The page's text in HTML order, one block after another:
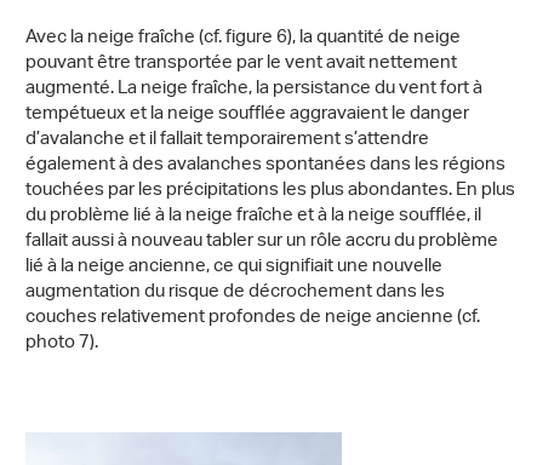
Avec la neige fraîche (cf. figure 6), la quantité de neige
pouvant être transportée par le vent avait nettement
augmenté. La neige fraîche, la persistance du vent fort à
tempétueux et la neige soufflée aggravaient le danger
d’avalanche et il fallait temporairement s’attendre
également à des avalanches spontanées dans les régions
touchées par les précipitations les plus abondantes. En plus
du problème lié à la neige fraîche et à la neige soufflée, il
fallait aussi à nouveau tabler sur un rôle accru du problème
lié à la neige ancienne, ce qui signifiait une nouvelle
augmentation du risque de décrochement dans les
couches relativement profondes de neige ancienne (cf.
photo 7).